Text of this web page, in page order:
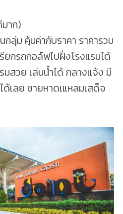
าก)
กลุ่ม คุ้มค่ากับราคา ราคารวม
ยกรถกอล์ฟไปฝั่งโรงแรมได้
สวย เล่นน้ำได้ กลางแจ้ง มี
ด้เลย ชายหาดเแหลมเสด็จ